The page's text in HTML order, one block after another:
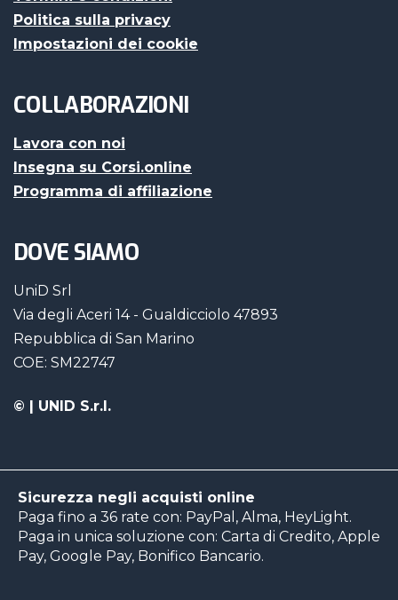
Politica sulla privacy
Impostazioni dei cookie
COLLABORAZIONI
Lavora con noi
Insegna su Corsi.online
Programma di affiliazione
DOVE SIAMO
UniD Srl
Via degli Aceri 14 - Gualdicciolo 47893
Repubblica di San Marino
COE: SM22747
© | UNID S.r.l.
Sicurezza negli acquisti online
Paga fino a 36 rate con: PayPal, Alma, HeyLight.
Paga in unica soluzione con: Carta di Credito, Apple
Pay, Google Pay, Bonifico Bancario.